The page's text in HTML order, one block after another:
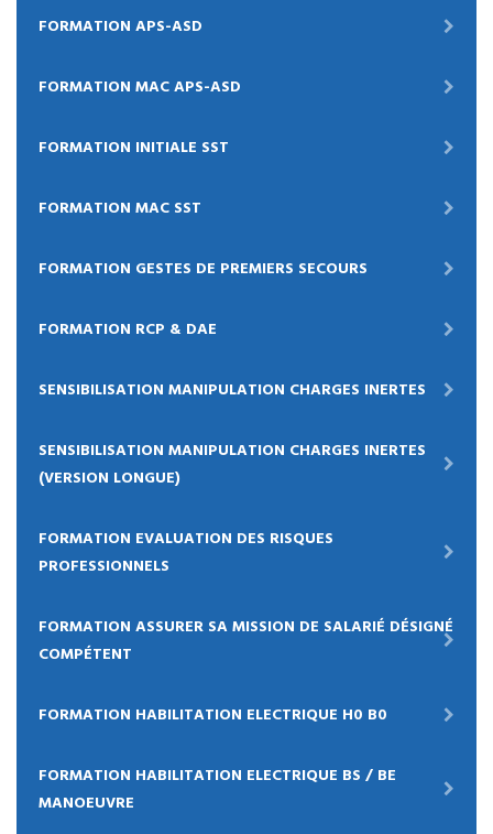
FORMATION APS-ASD
FORMATION MAC APS-ASD
FORMATION INITIALE SST
FORMATION MAC SST
FORMATION GESTES DE PREMIERS SECOURS
FORMATION RCP & DAE
SENSIBILISATION MANIPULATION CHARGES INERTES
SENSIBILISATION MANIPULATION CHARGES INERTES
(VERSION LONGUE)
FORMATION EVALUATION DES RISQUES
PROFESSIONNELS
FORMATION ASSURER SA MISSION DE SALARIÉ DÉSIGNÉ
COMPÉTENT
FORMATION HABILITATION ELECTRIQUE H0 B0
FORMATION HABILITATION ELECTRIQUE BS / BE
MANOEUVRE